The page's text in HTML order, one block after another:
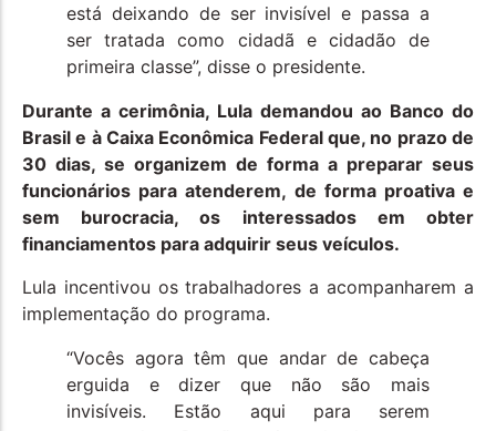
está deixando de ser invisível e passa a
ser tratada como cidadã e cidadão de
primeira classe”, disse o presidente.
Durante a cerimônia, Lula demandou ao Banco do
Brasil e à Caixa Econômica Federal que, no prazo de
30 dias, se organizem de forma a preparar seus
funcionários para atenderem, de forma proativa e
sem burocracia, os interessados em obter
financiamentos para adquirir seus veículos.
Lula incentivou os trabalhadores a acompanharem a
implementação do programa.
“Vocês agora têm que andar de cabeça
erguida e dizer que não são mais
invisíveis. Estão aqui para serem